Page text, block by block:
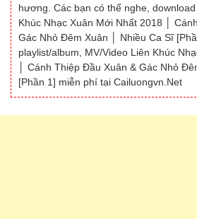
hương. Các bạn có thể nghe,
Khúc Nhạc Xuân Mới Nhất 2018 │
Gác Nhỏ Đêm Xuân │ Nhiều Ca Sĩ
playlist/album, MV/Video Liên Khúc
│ Cánh Thiệp Đầu Xuân & Gác Nhỏ
[Phần 1] miễn phí tại Cailuongvn.Net